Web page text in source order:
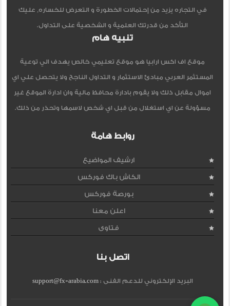
في التجاره يزيد من إحتمالات الخطورة و التعرض للخساره, عليك
التأكد من قدرتك العلمية و الشخصية على التداول.
تنبيه هام
موقع اف اكس ارابيا هو موقع تعليمي خالص يهدف الي توعية
المستثمر العربي مبادئ الاستثمار و التداول الناجح ولا يتحصل علي اي
اموال مقابل ذلك ولا يقوم بادارة محافظ مالية وان ادارة الموقع غير
مسؤولة عن اي استغلال من قبل اي شخص لاسمها وتحذر من ذلك.
روابط هامة
ارشيف المواضيع
الكاش باك فوركس
بورصة فوركس
اعلن معنا
فتاوى
اتصل بنا
البريد الإلكتروني للدعم الفنى :support@fx-arabia.com